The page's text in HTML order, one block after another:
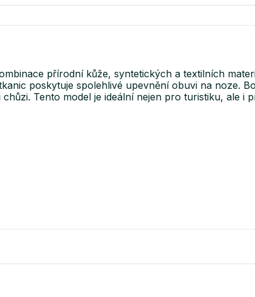
přírodní kůže, syntetických a textilních
poskytuje spolehlivé upevnění obuvi na noze.
Tento model je ideální nejen pro turistiku, ale i